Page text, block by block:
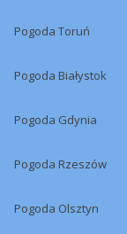
Pogoda Toruń
Pogoda Białystok
Pogoda Gdynia
Pogoda Rzeszów
Pogoda Olsztyn